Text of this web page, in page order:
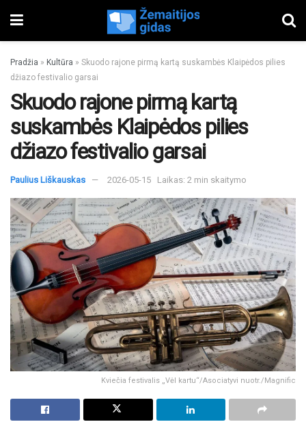
Pradžia » Kultūra » Skuodo rajone pirmą kartą suskambės Klaipėdos pilies
džiazo festivalio garsai
Skuodo rajone pirmą kartą
suskambės Klaipėdos pilies
džiazo festivalio garsai
Paulius Liškauskas 2026-05-15 Laikas: 2 min skaitymo
Kviečia festivalis „Vėl kartu“/Asociatyvi nuotr./Magnific